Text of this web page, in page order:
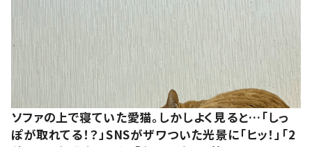
ソファの上で寝ていた愛猫。しかしよく見ると…「しっ
ぽが取れてる！？」SNSがザワついた光景に「ヒッ！」「2